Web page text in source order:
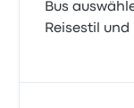
Bus
Reisestil